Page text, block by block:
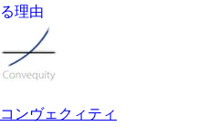
る理由
コンヴェクィティ